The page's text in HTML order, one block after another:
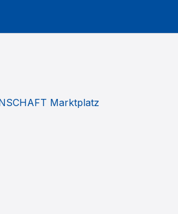
Marktplatz